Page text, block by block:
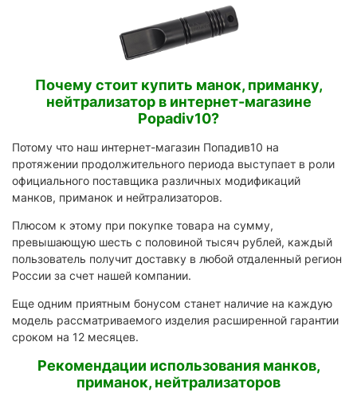
Почему стоит купить манок, приманку,
нейтрализатор в интернет-магазине
Popadiv10?
Потому что наш интернет-магазин Попадив10 на
протяжении продолжительного периода выступает в роли
официального поставщика различных модификаций
манков, приманок и нейтрализаторов.
Плюсом к этому при покупке товара на сумму,
превышающую шесть с половиной тысяч рублей, каждый
пользователь получит доставку в любой отдаленный регион
России за счет нашей компании.
Еще одним приятным бонусом станет наличие на каждую
модель рассматриваемого изделия расширенной гарантии
сроком на 12 месяцев.
Рекомендации использования манков,
приманок, нейтрализаторов